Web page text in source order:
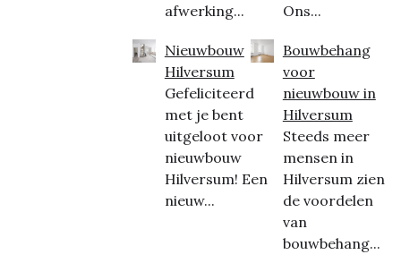
afwerking...
Nieuwbouw
Hilversum
Gefeliciteerd
met je bent
uitgeloot voor
nieuwbouw
Hilversum! Een
nieuw...
Ons...
Bouwbehang
voor
nieuwbouw in
Hilversum
Steeds meer
mensen in
Hilversum zien
de voordelen
van
bouwbehang...